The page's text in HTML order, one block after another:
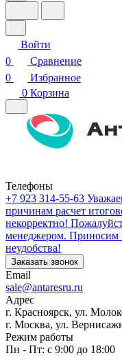
Войти
0
Сравнение
0
Избранное
0 Корзина
Телефоны
+7 923 314-55-63
причинам расчет
некорректно!
менеджером. Приносим
неудобства!
Заказать звонок
Email
sale@antaresru.ru
Адрес
г. Красноярск, ул.
г. Москва, ул.
Режим работы
Пн - Пт: с 9:00 до 18:00